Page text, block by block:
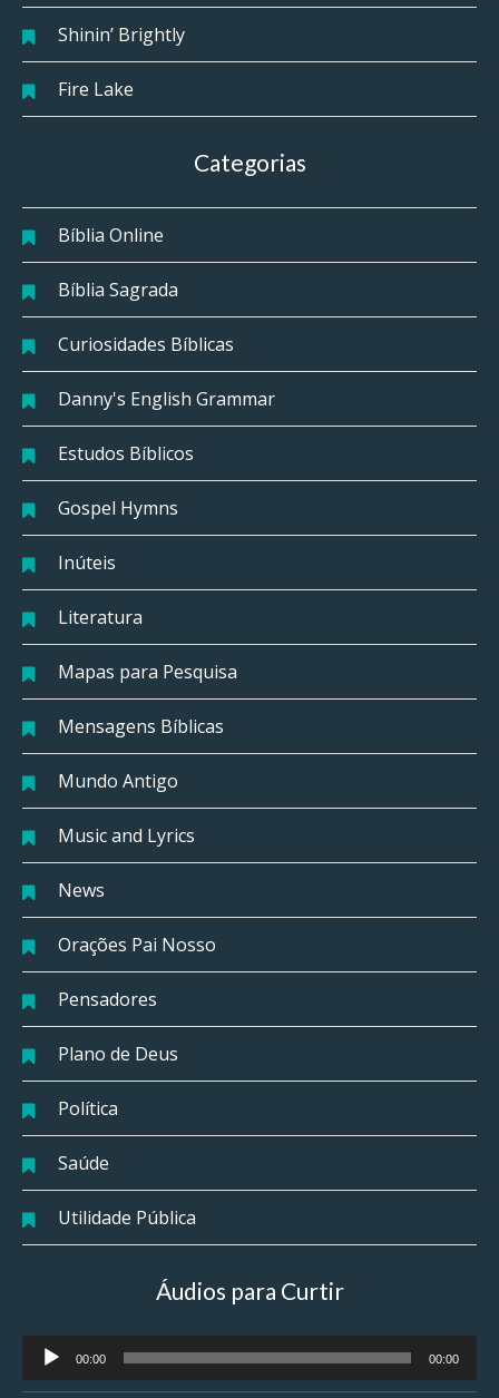
Shinin’ Brightly
Fire Lake
Categorias
Bíblia Online
Bíblia Sagrada
Curiosidades Bíblicas
Danny's English Grammar
Estudos Bíblicos
Gospel Hymns
Inúteis
Literatura
Mapas para Pesquisa
Mensagens Bíblicas
Mundo Antigo
Music and Lyrics
News
Orações Pai Nosso
Pensadores
Plano de Deus
Política
Saúde
Utilidade Pública
Áudios para Curtir
Tocador
de
00:00 00:00